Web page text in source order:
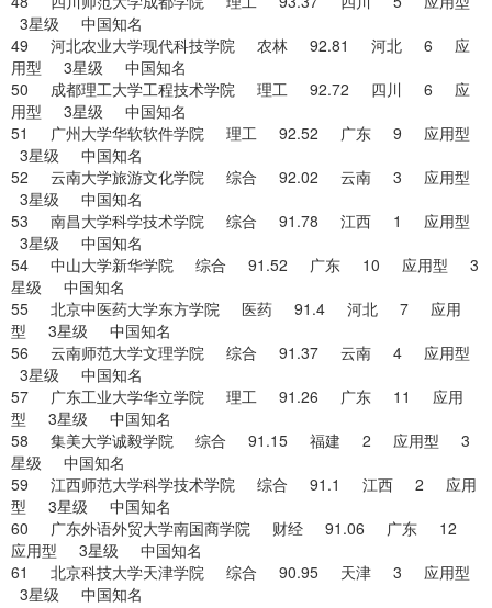
3星级 中国知名
49 河北农业大学现代科技学院 农林 92.81 河北 6 应
用型 3星级 中国知名
50 成都理工大学工程技术学院 理工 92.72 四川 6 应
用型 3星级 中国知名
51 广州大学华软软件学院 理工 92.52 广东 9 应用型
3星级 中国知名
52 云南大学旅游文化学院 综合 92.02 云南 3 应用型
3星级 中国知名
53 南昌大学科学技术学院 综合 91.78 江西 1 应用型
3星级 中国知名
54 中山大学新华学院 综合 91.52 广东 10 应用型 3
星级 中国知名
55 北京中医药大学东方学院 医药 91.4 河北 7 应用
型 3星级 中国知名
56 云南师范大学文理学院 综合 91.37 云南 4 应用型
3星级 中国知名
57 广东工业大学华立学院 理工 91.26 广东 11 应用
型 3星级 中国知名
58 集美大学诚毅学院 综合 91.15 福建 2 应用型 3
星级 中国知名
59 江西师范大学科学技术学院 综合 91.1 江西 2 应用
型 3星级 中国知名
60 广东外语外贸大学南国商学院 财经 91.06 广东 12
应用型 3星级 中国知名
61 北京科技大学天津学院 综合 90.95 天津 3 应用型
3星级 中国知名